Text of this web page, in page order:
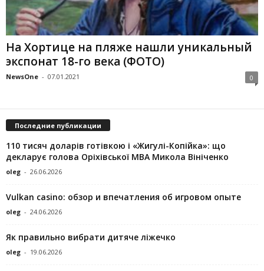
На Хортице на пляже нашли уникальный
экспонат 18-го века (ФОТО)
NewsOne - 07.01.2021 0
Последние публикации
110 тисяч доларів готівкою і «Жигулі-Копійка»: що
декларує голова Оріхівської МВА Микола Вініченко
oleg - 26.06.2026
Vulkan casino: обзор и впечатления об игровом опыте
oleg - 24.06.2026
Як правильно вибрати дитяче ліжечко
oleg - 19.06.2026